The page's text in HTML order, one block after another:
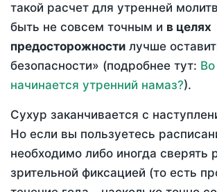
такой расчет для утренней
быть не совсем точным и в целях
предосторожности лучше
безопасности» (подробнее тут:
начинается утренний намаз?).
Сухур заканчивается с
Но если вы пользуетесь
необходимо либо иногда сверять
зрительной фиксацией (то есть